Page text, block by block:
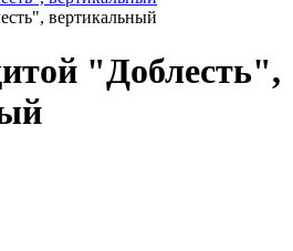
"Доблесть",